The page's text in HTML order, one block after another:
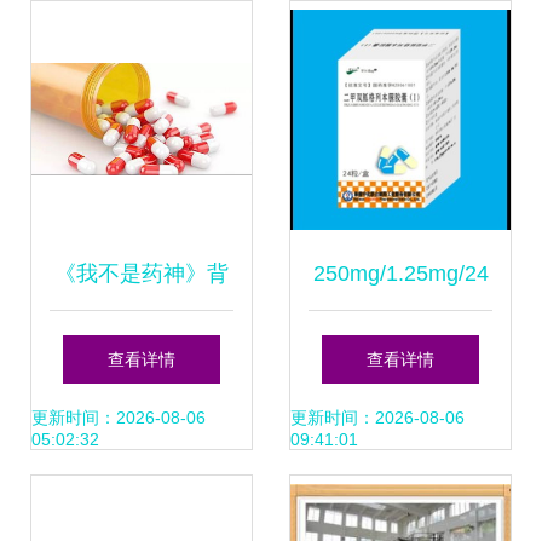
《我不是药神》背
后 抗癌药为何天
价？深度揭秘药品
查看详情
更新时间：2026-08-06
05:02:32
250mg/1.25mg/24
粒瓶装药品 市场
价、厂家与采购核
心解析
查看详情
更新时间：2026-08-06
09:41:01